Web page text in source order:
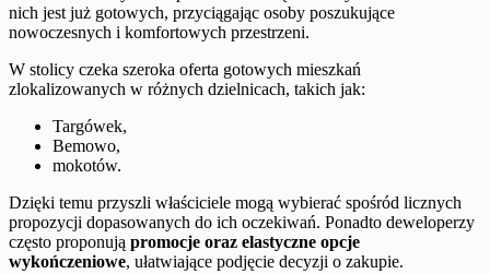
nich jest już gotowych, przyciągając osoby poszukujące
nowoczesnych i komfortowych przestrzeni.
W stolicy czeka szeroka oferta gotowych mieszkań
zlokalizowanych w różnych dzielnicach, takich jak:
Targówek,
Bemowo,
mokotów.
Dzięki temu przyszli właściciele mogą wybierać spośród licznych
propozycji dopasowanych do ich oczekiwań. Ponadto deweloperzy
często proponują promocje oraz elastyczne opcje
wykończeniowe, ułatwiające podjęcie decyzji o zakupie.